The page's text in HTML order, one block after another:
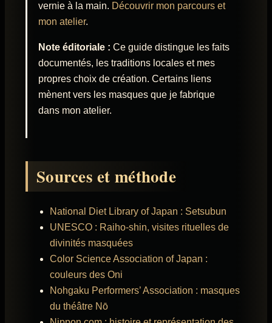
vernie à la main. Découvrir mon parcours et
mon atelier.
Note éditoriale : Ce guide distingue les faits
documentés, les traditions locales et mes
propres choix de création. Certains liens
mènent vers les masques que je fabrique
dans mon atelier.
Sources et méthode
National Diet Library of Japan : Setsubun
UNESCO : Raiho-shin, visites rituelles de
divinités masquées
Color Science Association of Japan :
couleurs des Oni
Nohgaku Performers’ Association : masques
du théâtre Nō